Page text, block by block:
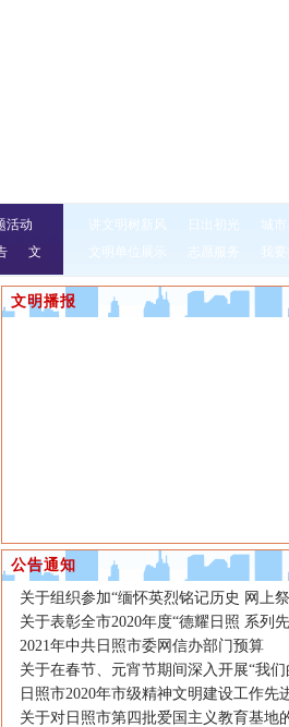
活动
文
行动
讲文明树新风 日出初光
城
文明单位展示
志愿服务 我
文明播报
公告通知
关于组织参加“缅怀英烈铭记历史 网上
关于表彰全市2020年度“德耀日照 系列
2021年中共日照市委网信办部门预算
关于在春节、元宵节期间深入开展“我们
日照市2020年市级精神文明建设工作先
关于对日照市第四批爱国主义教育基地